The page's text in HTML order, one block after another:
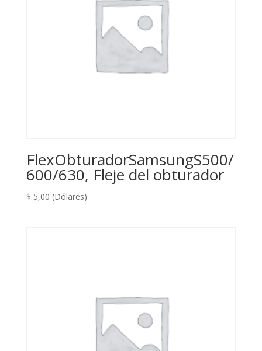
FlexObturadorSamsungS500/
600/630, Fleje del obturador
$ 5,00 (Dólares)